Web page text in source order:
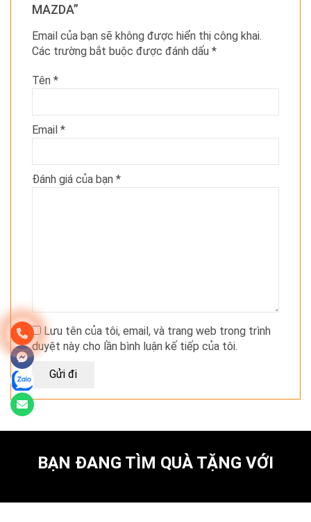
MAZDA”
Email của bạn sẽ không được hiển thị công khai.
Các trường bắt buộc được đánh dấu *
Tên *
Email *
Đánh giá của bạn *
Lưu tên của tôi, email, và trang web trong trình
duyệt này cho lần bình luận kế tiếp của tôi.
BẠN ĐANG TÌM QUÀ TẶNG VỚI